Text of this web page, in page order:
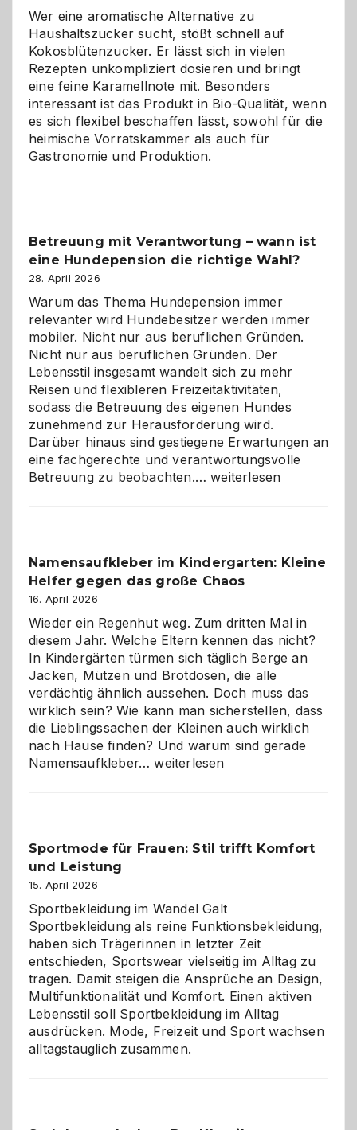
für
Hunde
im
eigenen
Zuhause
Wer eine aromatische Alternative zu
Haushaltszucker sucht, stößt schnell auf
Kokosblütenzucker. Er lässt sich in vielen
Rezepten unkompliziert dosieren und bringt
eine feine Karamellnote mit. Besonders
interessant ist das Produkt in Bio-Qualität, wenn
es sich flexibel beschaffen lässt, sowohl für die
heimische Vorratskammer als auch für
Gastronomie und Produktion.
Betreuung mit Verantwortung – wann ist
eine Hundepension die richtige Wahl?
28. April 2026
Warum das Thema Hundepension immer
relevanter wird Hundebesitzer werden immer
mobiler. Nicht nur aus beruflichen Gründen.
Nicht nur aus beruflichen Gründen. Der
Lebensstil insgesamt wandelt sich zu mehr
Reisen und flexibleren Freizeitaktivitäten,
sodass die Betreuung des eigenen Hundes
zunehmend zur Herausforderung wird.
Darüber hinaus sind gestiegene Erwartungen an
eine fachgerechte und verantwortungsvolle
Betreuung zu beobachten.…Betreuung
ist
eine
die
richtige
Wahl?
weiterlesen
Namensaufkleber im Kindergarten: Kleine
Helfer gegen das große Chaos
16. April 2026
Wieder ein Regenhut weg. Zum dritten Mal in
diesem Jahr. Welche Eltern kennen das nicht?
In Kindergärten türmen sich täglich Berge an
Jacken, Mützen und Brotdosen, die alle
verdächtig ähnlich aussehen. Doch muss das
wirklich sein? Wie kann man sicherstellen, dass
die Lieblingssachen der Kleinen auch wirklich
nach Hause finden? Und warum sind gerade
Namensaufkleber…Namensaufkleber
gegen
Chaos
weiterlesen
Sportmode für Frauen: Stil trifft Komfort
und Leistung
15. April 2026
Sportbekleidung im Wandel Galt
Sportbekleidung als reine Funktionsbekleidung,
haben sich Trägerinnen in letzter Zeit
entschieden, Sportswear vielseitig im Alltag zu
tragen. Damit steigen die Ansprüche an Design,
Multifunktionalität und Komfort. Einen aktiven
Lebensstil soll Sportbekleidung im Alltag
ausdrücken. Mode, Freizeit und Sport wachsen
alltagstauglich zusammen.